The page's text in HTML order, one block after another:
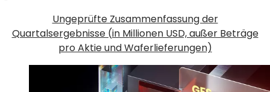
Ungeprüfte Zusammenfassung der
Quartalsergebnisse (in Millionen USD, außer Beträge
pro Aktie und Waferlieferungen)